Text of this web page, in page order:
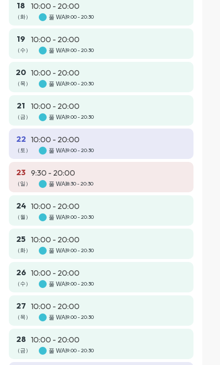
18
（화）
10:00 - 20:00
풀 WAI 9:00 - 20:30
19
（수）
10:00 - 20:00
풀 WAI 9:00 - 20:30
20
（목）
10:00 - 20:00
풀 WAI 9:00 - 20:30
21
（금）
10:00 - 20:00
풀 WAI 9:00 - 20:30
22
（토）
10:00 - 20:00
풀 WAI 9:00 - 20:30
23
（일）
9:30 - 20:00
풀 WAI 8:30 - 20:30
24
（월）
10:00 - 20:00
풀 WAI 9:00 - 20:30
25
（화）
10:00 - 20:00
풀 WAI 9:00 - 20:30
26
（수）
10:00 - 20:00
풀 WAI 9:00 - 20:30
27
（목）
10:00 - 20:00
풀 WAI 9:00 - 20:30
28
（금）
10:00 - 20:00
풀 WAI 9:00 - 20:30